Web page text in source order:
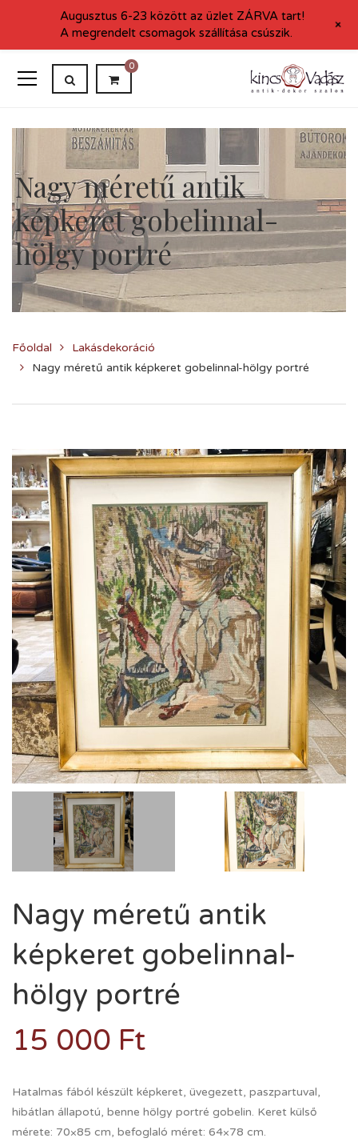
0
Nagy méretű antik
képkeret gobelinnal-
hölgy portré
Főoldal
Lakásdekoráció
Nagy méretű antik képkeret gobelinnal-hölgy portré
Nagy méretű antik
képkeret gobelinnal-
hölgy portré
15 000 Ft
Hatalmas fából készült képkeret, üvegezett, paszpartuval,
hibátlan állapotú, benne hölgy portré gobelin. Keret külső
mérete: 70×85 cm, befoglaló méret: 64×78 cm.
Augusztus 6-23 között az üzlet ZÁRVA tart!
A megrendelt csomagok szállítása csúszik.
+